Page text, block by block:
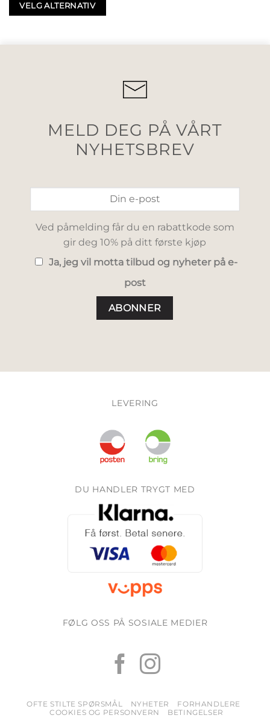
VELG ALTERNATIV
MELD DEG PÅ VÅRT
NYHETSBREV
Ved påmelding får du en rabattkode som
gir deg 10% på ditt første kjøp
Ja, jeg vil motta tilbud og nyheter på e-
post
LEVERING
DU HANDLER TRYGT MED
FØLG OSS PÅ SOSIALE MEDIER
OFTE STILTE SPØRSMÅL NYHETER
FORHANDLERE
COOKIES OG PERSONVERN
BETINGELSER